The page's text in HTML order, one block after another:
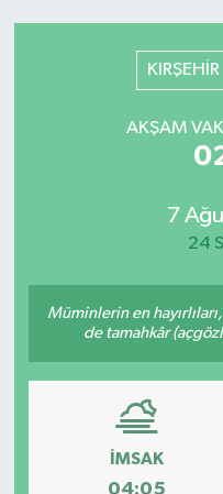
KIRŞEHİR
AKŞAM
7
24
Müminlerin en
de tamahkâr
İMSAK
04:05